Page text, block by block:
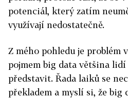
potenciál, který zatím
využívají nedostatečně.
Z mého pohledu je problém
pojmem big data většina
představit. Řada laiků se
překladem a myslí si, že big